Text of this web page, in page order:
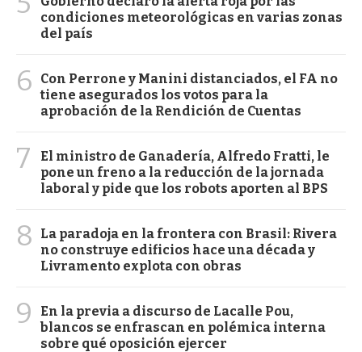
condiciones meteorológicas en varias zonas
del país
6
Con Perrone y Manini distanciados, el FA no
tiene asegurados los votos para la
aprobación de la Rendición de Cuentas
7
El ministro de Ganadería, Alfredo Fratti, le
pone un freno a la reducción de la jornada
laboral y pide que los robots aporten al BPS
8
La paradoja en la frontera con Brasil: Rivera
no construye edificios hace una década y
Livramento explota con obras
9
En la previa a discurso de Lacalle Pou,
blancos se enfrascan en polémica interna
sobre qué oposición ejercer